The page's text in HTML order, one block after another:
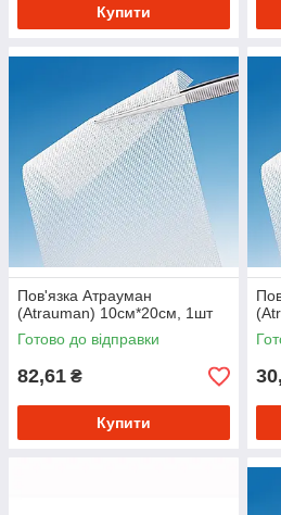
Купити
Пов'язка Атрауман
(Atrauman) 10см*20см, 1шт
Готово до відправки
82,61 ₴
Купити